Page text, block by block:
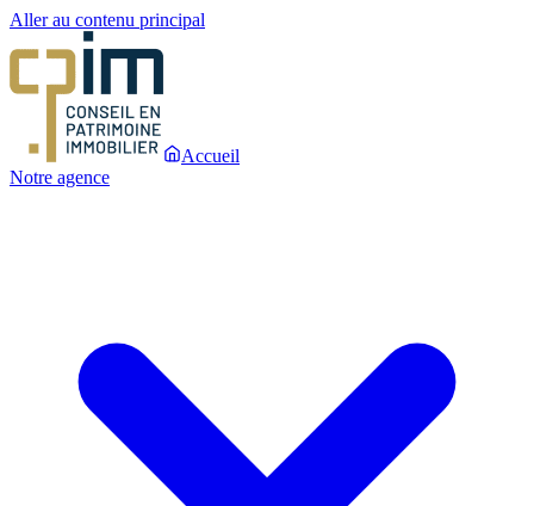
Aller au contenu principal
Accueil
Notre agence